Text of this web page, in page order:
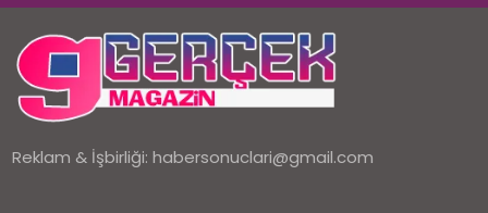
Reklam & İşbirliği:habersonuclari@gmail.com